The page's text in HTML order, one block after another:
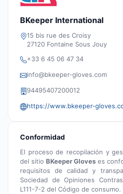
BKeeper International
15 bis rue des Croisy
27120 Fontaine Sous Jouy
+33 6 45 06 47 34
info@bkeeper-gloves.com
94495407200012
https://www.bkeeper-
Conformidad
El proceso de recopilación y
del sitio BKeeper Gloves es
requisitos de calidad y
Sociedad de Opiniones
L111-7-2 del Código de consumo.